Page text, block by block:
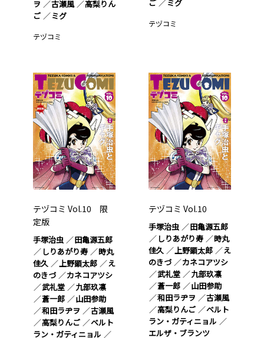
ヲ
古瀬風
高梨りん
ご
ミグ
テヅコミ
ご
ミグ
テヅコミ
テヅコミ Vol.10 限
定版
手塚治虫
田亀源五郎
しりあがり寿
時丸
佳久
上野顕太郎
え
のきづ
カネコアツシ
武礼堂
九部玖凛
蒼一郎
山田参助
和田ラヂヲ
古瀬風
高梨りんご
ベルト
ラン・ガティニョル
テヅコミ Vol.10
手塚治虫
田亀源五郎
しりあがり寿
時丸
佳久
上野顕太郎
え
のきづ
カネコアツシ
武礼堂
九部玖凛
蒼一郎
山田参助
和田ラヂヲ
古瀬風
高梨りんご
ベルト
ラン・ガティニョル
エルザ・ブランツ